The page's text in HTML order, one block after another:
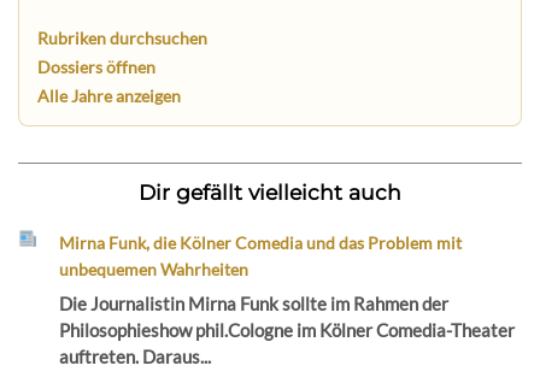
Rubriken durchsuchen
Dossiers öffnen
Alle Jahre anzeigen
Dir gefällt vielleicht auch
Mirna Funk, die Kölner Comedia und das Problem mit
unbequemen Wahrheiten
Die Journalistin Mirna Funk sollte im Rahmen der
Philosophieshow phil.Cologne im Kölner Comedia-Theater
auftreten. Daraus...